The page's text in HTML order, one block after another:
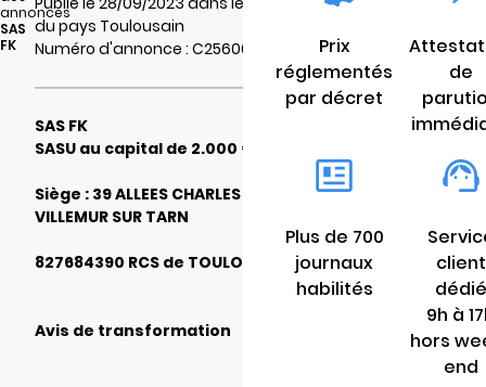
annonces
SAS
FK
du pays Toulousain
Numéro d'annonce : C25600104nay0
SAS FK
SASU au capital de 2.000 €
Siège : 39 ALLEES CHARLES DE GAULLE 31340
VILLEMUR SUR TARN
827684390 RCS de TOULOUSE
Avis de transformation
Prix
réglementés
par décret
de
Plus de 700
journaux
habilités
client
dédié
9h à
hors
end